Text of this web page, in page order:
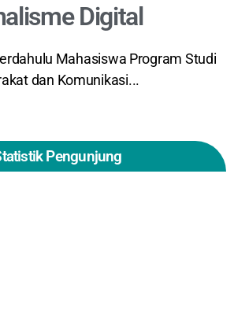
Digital
Mahasiswa Program Studi
dan Komunikasi...
Pengunjung